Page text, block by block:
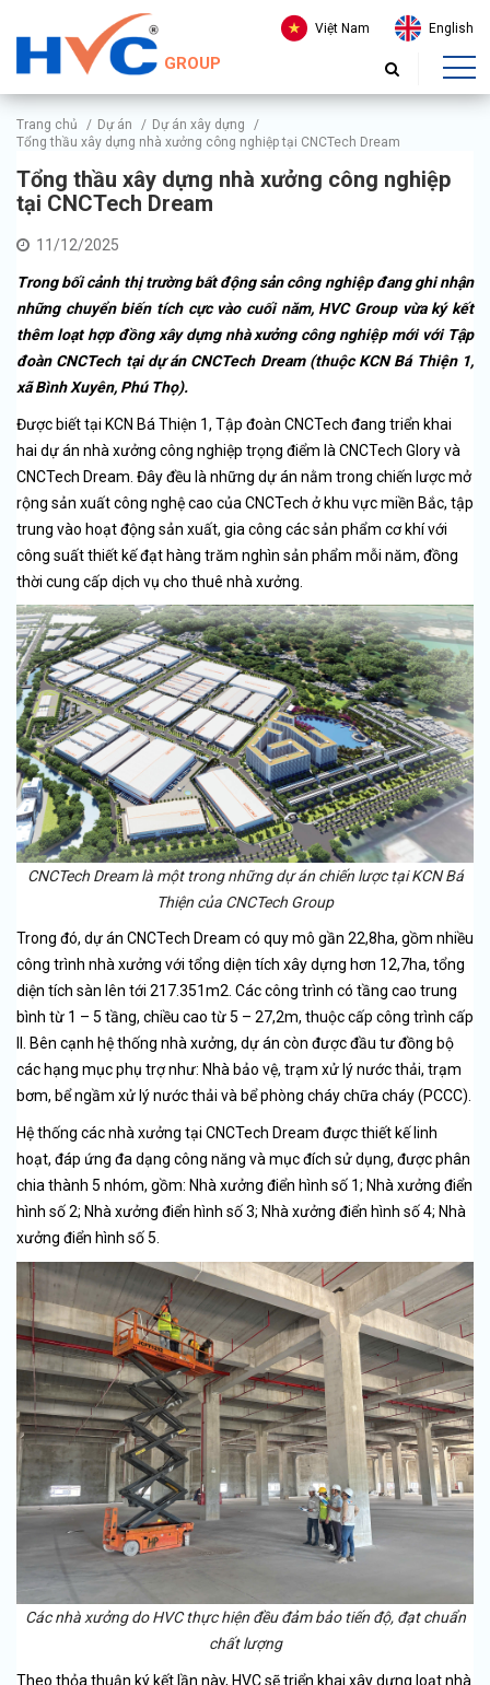
GROUP
Việt Nam English
Trang chủ / Dự án / Dự án xây dựng
/
Tổng thầu xây dựng nhà xưởng công nghiệp tại CNCTech Dream
Tổng thầu xây dựng nhà xưởng công nghiệp
tại CNCTech Dream
11/12/2025
Trong bối cảnh thị trường bất động sản công nghiệp đang ghi nhận
những chuyển biến tích cực vào cuối năm, HVC Group vừa ký kết
thêm loạt hợp đồng xây dựng nhà xưởng công nghiệp mới với Tập
đoàn CNCTech tại dự án CNCTech Dream (thuộc KCN Bá Thiện 1,
xã Bình Xuyên, Phú Thọ).
Được biết tại KCN Bá Thiện 1, Tập đoàn CNCTech đang triển khai
hai dự án nhà xưởng công nghiệp trọng điểm là CNCTech Glory và
CNCTech Dream. Đây đều là những dự án nằm trong chiến lược mở
rộng sản xuất công nghệ cao của CNCTech ở khu vực miền Bắc, tập
trung vào hoạt động sản xuất, gia công các sản phẩm cơ khí với
công suất thiết kế đạt hàng trăm nghìn sản phẩm mỗi năm, đồng
thời cung cấp dịch vụ cho thuê nhà xưởng.
CNCTech Dream là một trong những dự án chiến lược tại KCN Bá
Thiện của CNCTech Group
Trong đó, dự án CNCTech Dream có quy mô gần 22,8ha, gồm nhiều
công trình nhà xưởng với tổng diện tích xây dựng hơn 12,7ha, tổng
diện tích sàn lên tới 217.351m2. Các công trình có tầng cao trung
bình từ 1 – 5 tầng, chiều cao từ 5 – 27,2m, thuộc cấp công trình cấp
II. Bên cạnh hệ thống nhà xưởng, dự án còn được đầu tư đồng bộ
các hạng mục phụ trợ như: Nhà bảo vệ, trạm xử lý nước thải, trạm
bơm, bể ngầm xử lý nước thải và bể phòng cháy chữa cháy (PCCC).
Hệ thống các nhà xưởng tại CNCTech Dream được thiết kế linh
hoạt, đáp ứng đa dạng công năng và mục đích sử dụng, được phân
chia thành 5 nhóm, gồm: Nhà xưởng điển hình số 1; Nhà xưởng điển
hình số 2; Nhà xưởng điển hình số 3; Nhà xưởng điển hình số 4; Nhà
xưởng điển hình số 5.
Các nhà xưởng do HVC thực hiện đều đảm bảo tiến độ, đạt chuẩn
chất lượng
Theo thỏa thuận ký kết lần này, HVC sẽ triển khai xây dựng loạt nhà